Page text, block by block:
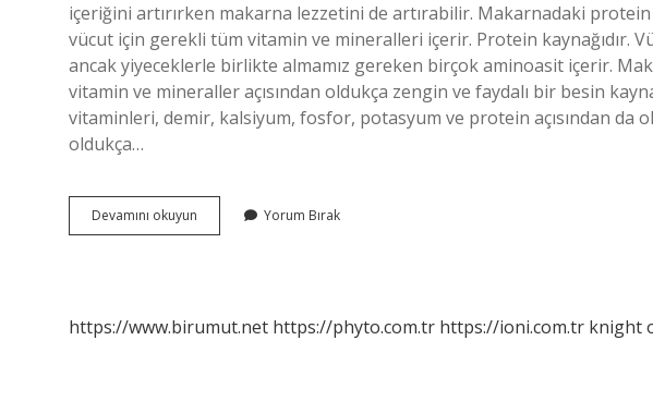
içeriğini artırırken makarna lezzetini de artırabilir. Makarnadaki protein
vücut için gerekli tüm vitamin ve mineralleri içerir. Protein kaynağıdır.
ancak yiyeceklerle birlikte almamız gereken birçok aminoasit içerir.
vitamin ve mineraller açısından oldukça zengin ve faydalı bir besin
vitaminleri, demir, kalsiyum, fosfor, potasyum ve protein açısından da
oldukça…
Devamını okuyun Makarna
Karbonhidrat
Yağ
Yorum Bırak
https://www.birumut.net https://phyto.com.tr https://ioni.com.tr knight